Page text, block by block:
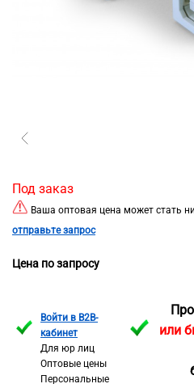
Под заказ
Ваша оптовая цена может стать
отправьте запрос
Цена по запросу
Войти в B2B-
кабинет
Для юр лиц
Оптовые цены
Персональные
или